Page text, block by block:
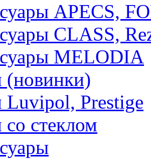
APECS,
CLASS,
MELODIA
(новинки)
Luvipol, Prestige
стеклом